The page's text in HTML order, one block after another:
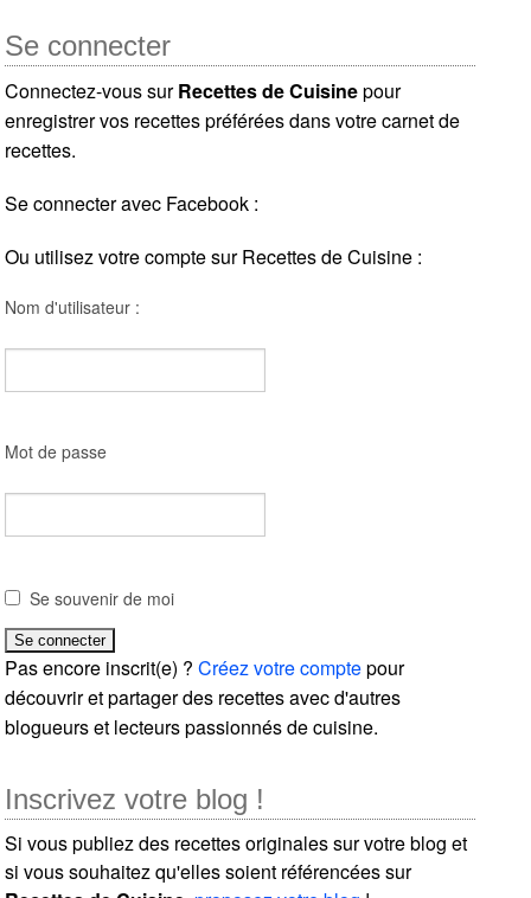
Se connecter
Connectez-vous surRecettes de Cuisinepour
enregistrer vos recettes préférées dans votre carnet de
recettes.
Se connecter avec Facebook :
Ou utilisez votre compte sur Recettes de Cuisine :
Nom d'utilisateur :
Mot de passe
Se souvenir de moi
Pas encore inscrit(e) ?Créez votre comptepour
découvrir et partager des recettes avec d'autres
blogueurs et lecteurs passionnés de cuisine.
Inscrivez votre blog !
Si vous publiez des recettes originales sur votre blog et
si vous souhaitez qu'elles soient référencées sur